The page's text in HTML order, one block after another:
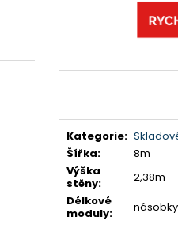
Kategorie:
Šířka:
8m
Výška
stěny:
2,38m
Délkové
moduly: